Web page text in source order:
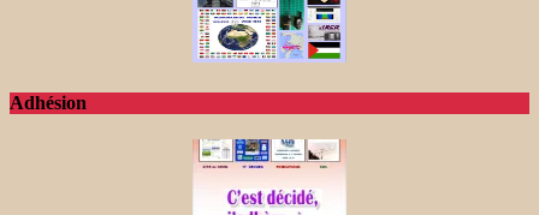
Adhésion